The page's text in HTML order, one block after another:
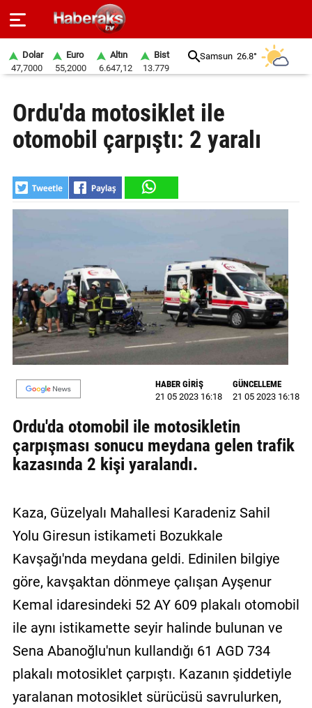
SPOR
YAŞAM
EKONOMİ
BELEDİYELER
SİYASET
EĞİTİM
GALERİ
VİDEO
YAZARLAR
BİZE
ULAŞIN
Künye
Gizlilik
Sözleşmesi
Kullanıcı
Sözleşmesi
Dolar
47,7000
Euro
55,2000
Altın
6.647,12
Bist
13.779
Samsun 26.8°
Ordu'da motosiklet ile
otomobil çarpıştı: 2 yaralı
HABER GİRİŞ
21 05 2023 16:18
GÜNCELLEME
21 05 2023 16:18
Ordu'da otomobil ile motosikletin
çarpışması sonucu meydana gelen trafik
kazasında 2 kişi yaralandı.
Kaza, Güzelyalı Mahallesi Karadeniz Sahil
Yolu Giresun istikameti Bozukkale
Kavşağı'nda meydana geldi. Edinilen bilgiye
göre, kavşaktan dönmeye çalışan Ayşenur
Kemal idaresindeki 52 AY 609 plakalı otomobil
ile aynı istikamette seyir halinde bulunan ve
Sena Abanoğlu'nun kullandığı 61 AGD 734
plakalı motosiklet çarpıştı. Kazanın şiddetiyle
yaralanan motosiklet sürücüsü savrulurken,